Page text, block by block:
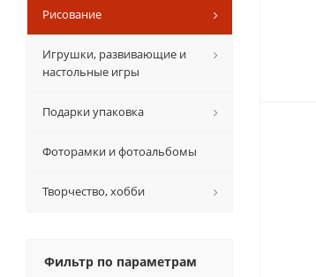
Рисование
Игрушки, развивающие и
настольные игры
Подарки упаковка
Фоторамки и фотоальбомы
Творчество, хобби
Фильтр по параметрам